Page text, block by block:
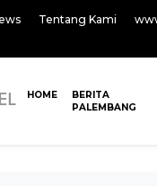
Tentang Kami
HOME
BERITA
PALEMBANG